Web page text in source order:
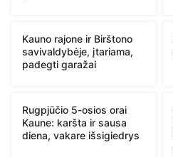
Kauno rajone ir Birštono
savivaldybėje, įtariama,
padegti garažai
Rugpjūčio 5-osios orai
Kaune: karšta ir sausa
diena, vakare išsigiedrys